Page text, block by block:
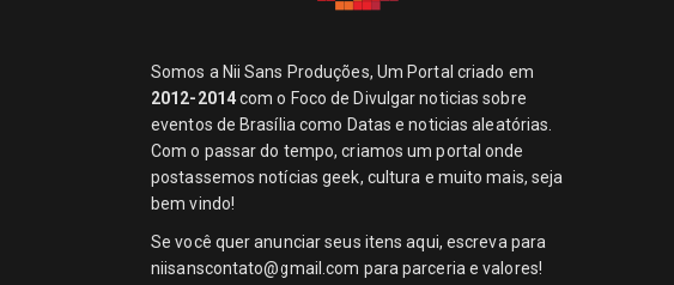
Somos a Nii Sans Produções, Um Portal criado em
2012-2014com o Foco de Divulgar noticias sobre
eventos de Brasília como Datas e noticias aleatórias.
Com o passar do tempo, criamos um portal onde
postassemos notícias geek, cultura e muito mais, seja
bem vindo!
Se você quer anunciar seus itens aqui, escreva para
niisanscontato@gmail.com para parceria e valores!